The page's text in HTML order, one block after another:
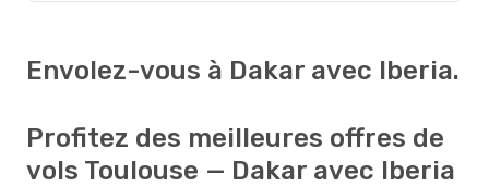
Envolez-vous à Dakar avec Iberia.
Profitez des meilleures offres de
vols Toulouse — Dakar avec Iberia